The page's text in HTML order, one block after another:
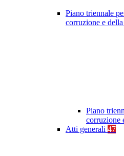
Piano triennale
corruzione e della
Piano
corruzione
Atti generali 47